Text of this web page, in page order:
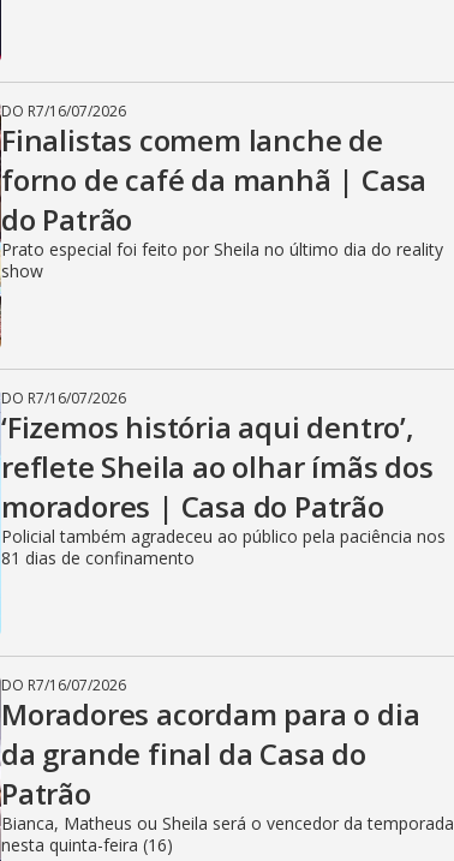
DO R7/16/07/2026
Finalistas comem lanche de
forno de café da manhã | Casa
do Patrão
Prato especial foi feito por Sheila no último dia do reality
show
DO R7/16/07/2026
‘Fizemos história aqui dentro’,
reflete Sheila ao olhar ímãs dos
moradores | Casa do Patrão
Policial também agradeceu ao público pela paciência nos
81 dias de confinamento
DO R7/16/07/2026
Moradores acordam para o dia
da grande final da Casa do
Patrão
Bianca, Matheus ou Sheila será o vencedor da temporada
nesta quinta-feira (16)